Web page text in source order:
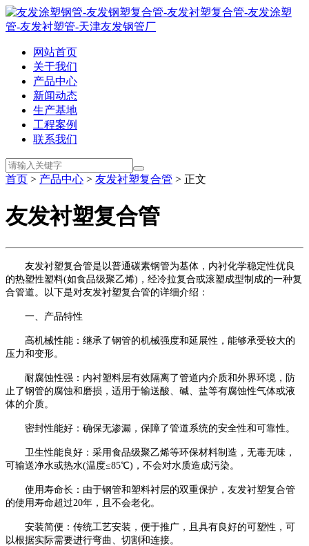
网站首页
关于我们
产品中心
新闻动态
生产基地
工程案例
联系我们
首页 > 产品中心 > 友发衬塑复合管 > 正文
友发衬塑复合管
友发衬塑复合管是以普通碳素钢管为基体，内衬化学稳定性优良
的热塑性塑料(如食品级聚乙烯)，经冷拉复合或滚塑成型制成的一种复
合管道。以下是对友发衬塑复合管的详细介绍：
一、产品特性
高机械性能：继承了钢管的机械强度和延展性，能够承受较大的
压力和变形。
耐腐蚀性强：内衬塑料层有效隔离了管道内介质和外界环境，防
止了钢管的腐蚀和磨损，适用于输送酸、碱、盐等有腐蚀性气体或液
体的介质。
密封性能好：确保无渗漏，保障了管道系统的安全性和可靠性。
卫生性能良好：采用食品级聚乙烯等环保材料制造，无毒无味，
可输送净水或热水(温度≤85℃)，不会对水质造成污染。
使用寿命长：由于钢管和塑料衬层的双重保护，友发衬塑复合管
的使用寿命超过20年，且不会老化。
安装简便：传统工艺安装，便于推广，且具有良好的可塑性，可
以根据实际需要进行弯曲、切割和连接。